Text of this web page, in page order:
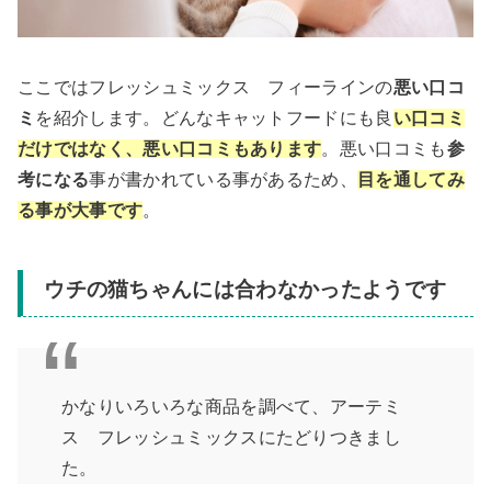
ここではフレッシュミックス フィーラインの悪い口コ
ミ を紹介します。どんなキャットフードにも良 い口コミ
だけではなく、悪い口コミもあります。悪い口コミも参
考になる事が書かれている事があるため、
目を通してみ
る事が大事です。
ウチの猫ちゃんには合わなかったようです
かなりいろいろな商品を調べて、アーテミ
ス フレッシュミックスにたどりつきまし
た。